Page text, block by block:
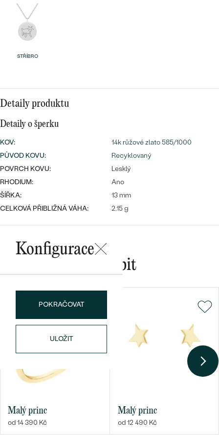
Wave kolekce
PROHLÉDNOUT
PODLE TVARU KAMENE
NA MÍRU
Bestsellery
Personalizované
přívěsky
Nejprodávanější
prsteny
STŘÍBRO
Detaily produktu
Detaily o šperku
KOV:
14k růžové zlato 585/1000
PŮVOD KOVU:
Recyklovaný
POVRCH KOVU:
Lesklý
RHODIUM:
Ano
ŠÍŘKA:
13 mm
CELKOVÁ PŘIBLIŽNÁ VÁHA:
2.15 g
Konfigurace
POKRAČOVAT
ULOŽIT
Mohlo by se vám líbit
Malý princ
od 14 390 Kč
Malý princ
od 12 490 Kč